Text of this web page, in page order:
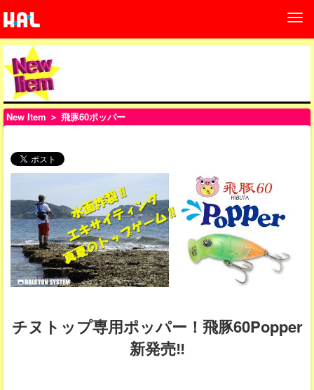
New Item ＞ 飛豚60ポッパー
チヌトップ専用ポッパー！飛豚60Popper
新発売‼